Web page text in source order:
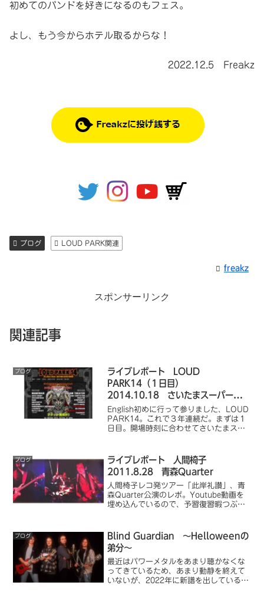
初めてのバンドを好きになるのもフェス。
よし、もう今からホテル取るからな！
2022.12.5 Freakz
ブログ LOUD PARK関連
freakz
スポンサーリンク
関連記事
ブログ
ライブレポート LOUD
PARK14（１日目）
2014.10.18 さいたまスーパーアリ
ーナ
English初めに行って参りました、LOUD
PARK14。これで３年連続だ。まずは１
日目。開場時刻に合わせてさいたまスー
し券のリストバンドを受け取り、日程表
を受け取...
ブログ
ライブレポート 人間椅子
2011.8.28 青森Quarter
人間椅子レコ発ツアー「此岸礼讃」、青
森Quarter公演のレポ。Youtube動画を
埋め込んでいるので、予習復習暇つぶ
ブログ
Blind Guardian ～Helloweenの
弟分～
最近はパワーメタルをあまり聴かなくな
ってきているため、あまり動静を終えて
いないが、2022年に新譜を出しているよ